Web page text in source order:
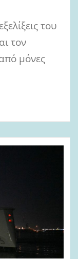
του
τον
μόνες